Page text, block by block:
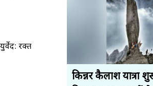
रक्त
किन्नर कैलाश यात्रा